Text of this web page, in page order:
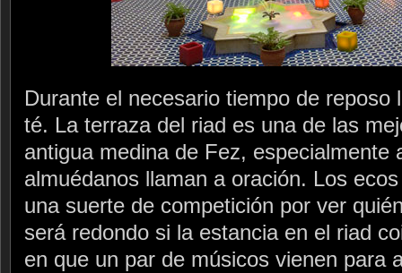
Durante el necesario tiempo de reposo
té. La terraza del riad es una de las
antigua medina de Fez, especialmente
almuédanos llaman a oración. Los
una suerte de competición por ver
será redondo si la estancia en el riad
en que un par de músicos vienen para